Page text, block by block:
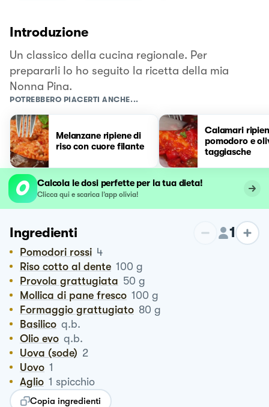
Introduzione
Un classico della cucina regionale. Per
prepararli Io ho seguito la ricetta della mia
Nonna Pina.
POTREBBERO PIACERTI ANCHE...
Melanzane ripiene di
riso con cuore filante
Calamari
pomodoro e
taggiasche
Calcola le dosi perfette per la tua dieta!
Clicca qui e scarica l’app olivia!
Ingredienti 1
Pomodori rossi 4
Riso cotto al dente 100 g
Provola grattugiata 50 g
Mollica di pane fresco 100 g
Formaggio grattugiato 80 g
Basilico q.b.
Olio evo q.b.
Uova (sode) 2
Uovo 1
Aglio 1 spicchio
Copia ingredienti